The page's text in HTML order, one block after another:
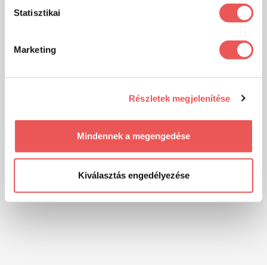
Statisztikai
Marketing
Részletek megjelenítése
Mindennek a megengedése
Kiválasztás engedélyezése